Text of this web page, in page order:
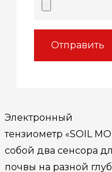
Электронный
тензиометр «SOIL
собой два сенсора
почвы на разной